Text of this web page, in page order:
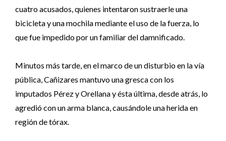
cuatro acusados, quienes intentaron sustraerle una
bicicleta y una mochila mediante el uso de la fuerza, lo
que fue impedido por un familiar del damnificado.
Minutos más tarde, en el marco de un disturbio en la vía
pública, Cañizares mantuvo una gresca con los
imputados Pérez y Orellana y ésta última, desde atrás, lo
agredió con un arma blanca, causándole una herida en
región de tórax.